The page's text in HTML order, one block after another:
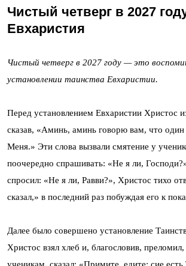
Чистый четверг в 2027
Евхаристия
Чистый четверг в 2027 году — это
установлении таинства Евхаристии.
Перед установлением Евхаристии Христос
сказав, «Аминь, аминь говорю вам, что один
Меня.» Эти слова вызвали смятение у
поочередно спрашивать: «Не я ли,
спросил: «Не я ли, Равви?», Христос тихо
сказал,» в последний раз побуждая его к
Далее было совершено установление
Христос взял хлеб и, благословив, преломил,